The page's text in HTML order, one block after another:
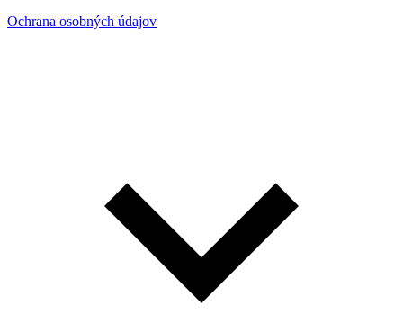
Ochrana osobných údajov